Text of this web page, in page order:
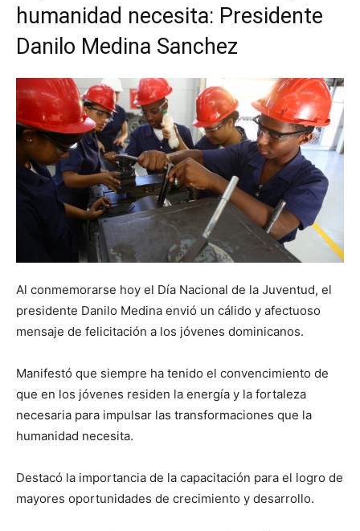
humanidad necesita: Presidente
Danilo Medina Sanchez
Al conmemorarse hoy el Día Nacional de la Juventud, el
presidente Danilo Medina envió un cálido y afectuoso
mensaje de felicitación a los jóvenes dominicanos.
Manifestó que siempre ha tenido el convencimiento de
que en los jóvenes residen la energía y la fortaleza
necesaria para impulsar las transformaciones que la
humanidad necesita.
Destacó la importancia de la capacitación para el logro de
mayores oportunidades de crecimiento y desarrollo.